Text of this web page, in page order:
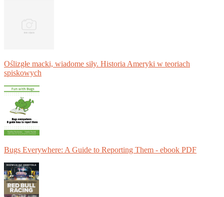
Oślizgłe macki, wiadome siły. Historia Ameryki w teoriach
spiskowych
Bugs Everywhere: A Guide to Reporting Them - ebook PDF